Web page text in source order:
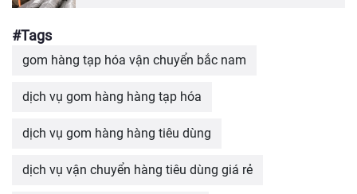
#Tags
gom hàng tạp hóa vận chuyển bắc nam
dịch vụ gom hàng hàng tạp hóa
dịch vụ gom hàng hàng tiêu dùng
dịch vụ vận chuyển hàng tiêu dùng giá rẻ